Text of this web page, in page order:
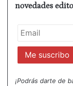
novedades
¡Podrás darte de